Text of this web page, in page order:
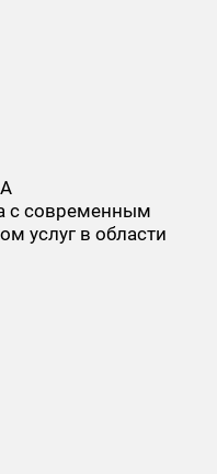
с современным
услуг в области